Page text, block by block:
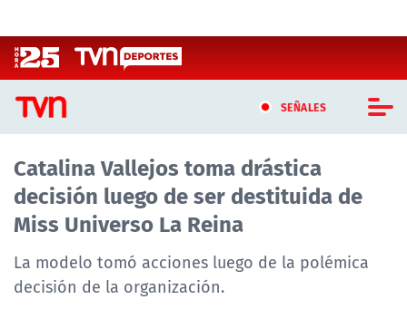
SEÑALES
CASTING MASTERCHEF CHILE
CASTING TVN VERTICAL
TVN VERTICAL
TVN PLAY
Catalina Vallejos toma drástica
decisión luego de ser destituida de
Miss Universo La Reina
La modelo tomó acciones luego de la polémica
decisión de la organización.